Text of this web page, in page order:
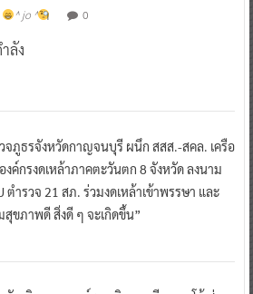
^ jo ^ 0
ลัง
จภูธรจังหวัดกาญจนบุรี ผนึก สสส.-สคล. เครือ
งค์กรงดเหล้าภาคตะวันตก 8 จังหวัด ลงนาม
ตำรวจ 21 สภ. ร่วมงดเหล้าเข้าพรรษา และ
ขภาพดี สิ่งดี ๆ จะเกิดขึ้น”